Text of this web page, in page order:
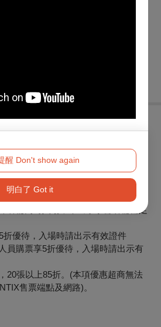
醒 Don't show again
明白了 Got it
/張佳涵/ 吳淳育
購票享85折優惠。
惠
名購票5折優待，入場時應出示身心
者需同時入場，未出示手冊者需補足
優待，入場時請出示有效證件
員購票享5折優待，入場時請出示有
20張以上85折。(本項優惠超商無法
售票端點及網路)。